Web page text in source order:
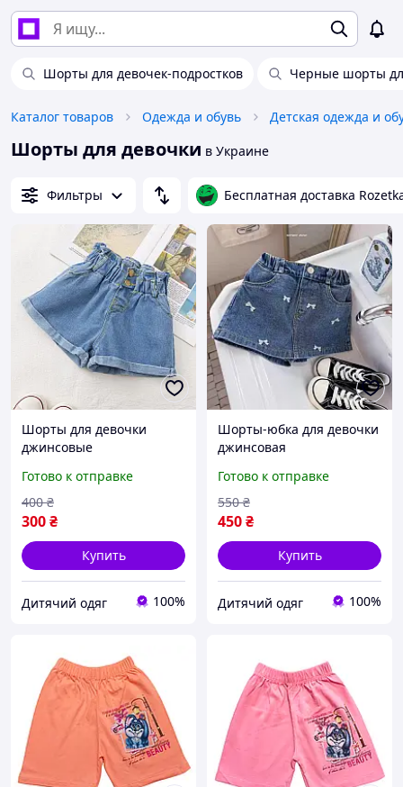
Шорты для девочек-подростков Черные шорты
Каталог товаров Одежда и обувь Детская одежда и
Шорты для девочки в Украине
Фильтры Бесплатная доставка
Шорты для девочки
джинсовые
Готово к отправке
300₴
400 ₴
Купить
Дитячий одяг 100%
Шорты-юбка для девочки
джинсовая
Готово к отправке
450₴
550 ₴
Купить
Дитячий одяг 100%